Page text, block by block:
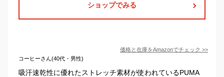
ショップでみる
価格と在庫をAmazonでチェック >>
コーヒーさん(40代・男性)
吸汗速乾性に優れたストレッチ素材が使われているPUMA